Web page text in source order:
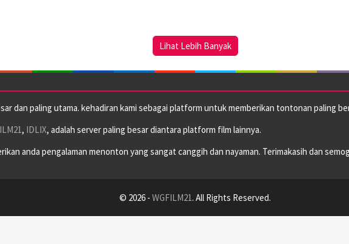
Lihat Lebih Banyak
dan paling utama. kehadiran kami sebagai platform untuk memberikan tontonan paling
, IDLIX, adalah server paling besar diantara platform film lainnya.
anda pengalaman menonton yang sangat canggih dan nayaman. Terimakasih dan
© 2026 - WGFILM21. All Rights Reserved.